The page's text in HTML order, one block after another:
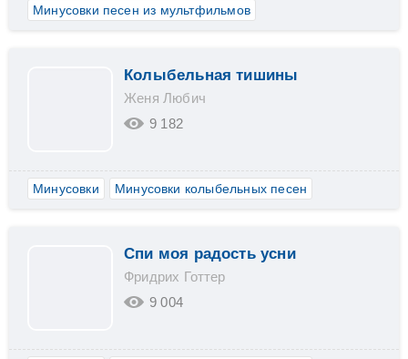
Минусовки песен из мультфильмов
Колыбельная тишины
Женя Любич
9 182
Минусовки Минусовки колыбельных песен
Спи моя радость усни
Фридрих Готтер
9 004